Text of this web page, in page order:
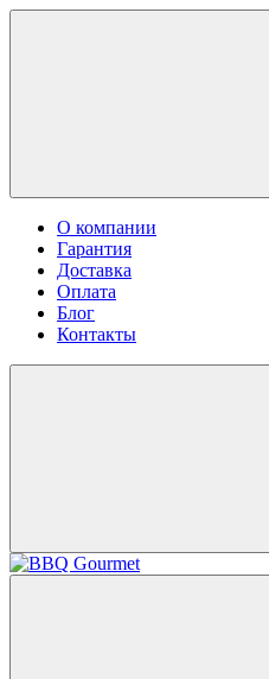
О компании
Гарантия
Доставка
Оплата
Блог
Контакты